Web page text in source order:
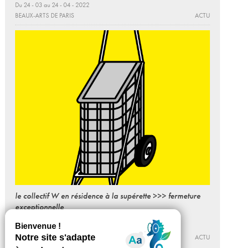
Du 24 - 03 au 24 - 04 - 2022
BEAUX-ARTS DE PARIS
ACTU
le collectif W en résidence à la supérette >>> fermeture
exceptionnelle
CENTRE D’ART CONTEMPORAIN DE MALAKOFF – MAISON
DES ARTS + SUPÉRETTE
ACTU